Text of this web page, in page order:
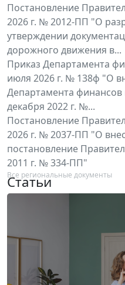
Постановление
2026 г. № 2012-ПП "О
утверждении
дорожного движения в...
Приказ Департамента
июля 2026 г. № 138ф "О
Департамента
декабря 2022 г. №...
Постановление
2026 г. № 2037-ПП "О
постановление
2011 г. № 334-ПП"
Все региональные документы
Статьи